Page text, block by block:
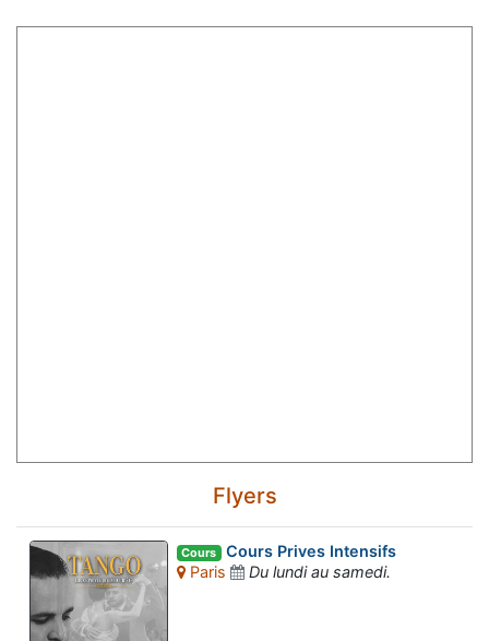
Flyers
Cours Cours Prives Intensifs
Paris
Du lundi au samedi.